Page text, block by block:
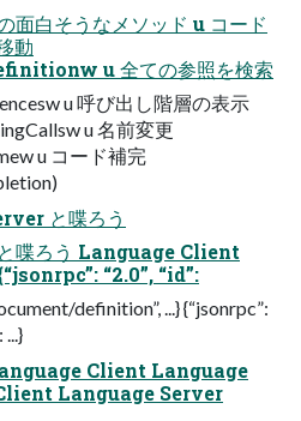
白そうなメソッド u コード
動
u 全ての参照を検索
u 呼び出し階層の表示
u 名前変更
u コード補完
と喋ろう
喋ろう Language Client
“2.0”, “id”:
definition”, ...} {“jsonrpc”:
...}
Client Language
Language Server